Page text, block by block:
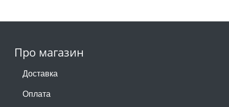
Про магазин
Доставка
Оплата